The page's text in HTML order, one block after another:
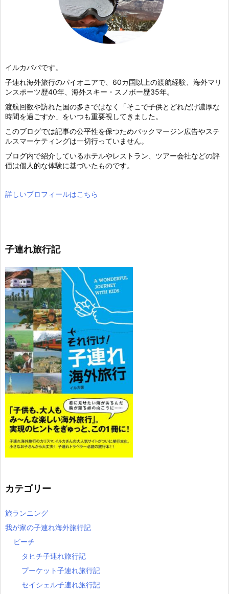
イルカパパです。
子連れ海外旅行のパイオニアで、60カ国以上の渡航経験、海外マリ
ンスポーツ歴40年、海外スキー・スノボー歴35年。
渡航回数や訪れた国の多さではなく「そこで子供とどれだけ濃厚な
時間を過ごすか」をいつも重要視してきました。
このブログでは記事の公平性を保つためバックマージン広告やステ
ルスマーケティングは一切行っていません。
ブログ内で紹介しているホテルやレストラン、ツアー会社などの評
価は個人的な体験に基づいたものです。
詳しいプロフィールはこちら
子連れ旅行記
カテゴリー
旅ランニング
我が家の子連れ海外旅行記
ビーチ
タヒチ子連れ旅行記
プーケット子連れ旅行記
セイシェル子連れ旅行記